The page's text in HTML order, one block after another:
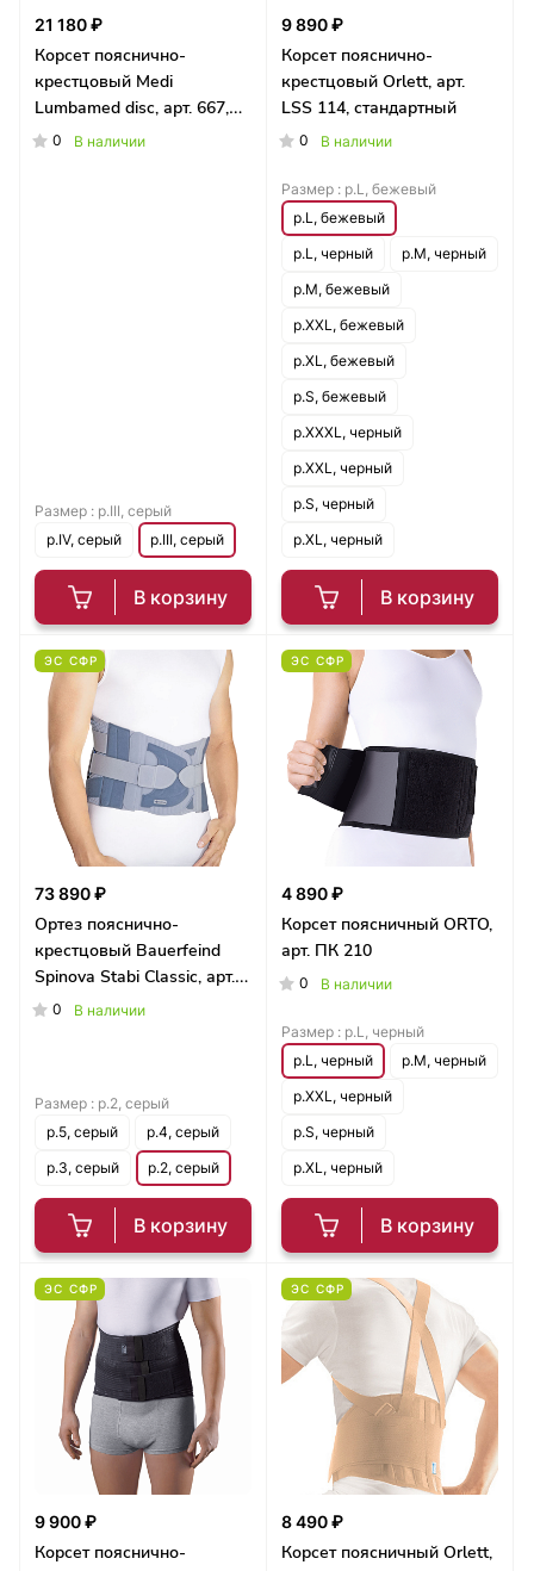
21 180 ₽
Корсет пояснично-
крестцовый Medi
Lumbamed disc, арт. 667,
женский
0 В наличии
В корзину
Размер : р.III, серый
р.IV, серый
р.III, серый
9 890 ₽
Корсет пояснично-
крестцовый Orlett, арт.
LSS 114, стандартный
0 В наличии
В корзину
Размер : р.L, бежевый
р.L, бежевый
р.L, черный
р.M, черный
р.M, бежевый
р.XXL, бежевый
р.XL, бежевый
р.S, бежевый
р.XXXL, черный
р.XXL, черный
р.S, черный
р.XL, черный
ЭС СФР
73 890 ₽
Ортез пояснично-
крестцовый Bauerfeind
Spinova Stabi Classic, арт.
1824
0 В наличии
В корзину
Размер : р.2, серый
р.5, серый
р.4, серый
р.3, серый
р.2, серый
ЭС СФР
4 890 ₽
Корсет поясничный ORTO,
арт. ПК 210
0 В наличии
В корзину
Размер : р.L, черный
р.L, черный
р.M, черный
р.XXL, черный
р.S, черный
р.XL, черный
ЭС СФР
9 900 ₽
Корсет пояснично-
ЭС СФР
8 490 ₽
Корсет поясничный Orlett,